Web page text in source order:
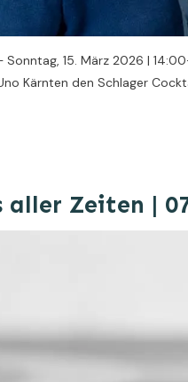
15. März 2026 |
Kärnten den Schlager
Zeiten |